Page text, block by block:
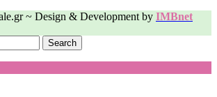
~ Design & Development by IMBnet
Search